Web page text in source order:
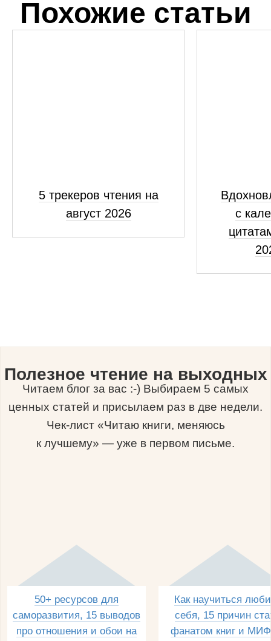
Похожие статьи
5 трекеров чтения на
август 2026
с
Полезное чтение на выходных
Читаем блог за вас :-) Выбираем 5 самых
ценных статей и присылаем раз в две недели.
Чек-лист «Читаю книги, меняюсь
к лучшему» — уже в первом письме.
50+ ресурсов для
саморазвития, 15 выводов
про отношения и обои на
Как научиться
себя, 15 причин
фанатом книг и